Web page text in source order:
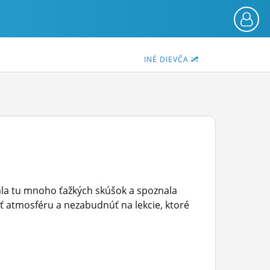
INÉ DIEVČA
tu mnoho ťažkých skúšok a spoznala
atmosféru a nezabudnúť na lekcie, ktoré